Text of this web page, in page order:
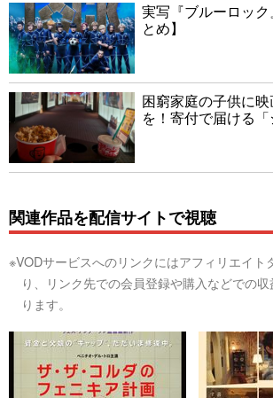
実写『ブルーロッ
とめ】
困窮家庭の子供に
を！寄付で届ける「
関連作品を配信サイトで視聴
※VODサービスへのリンクにはアフィリエイト
り、リンク先での会員登録や購入などでの
ります。